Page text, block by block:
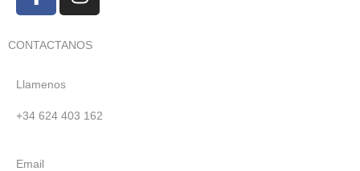
CONTACTANOS
Llamenos
+34 624 403 162
Email